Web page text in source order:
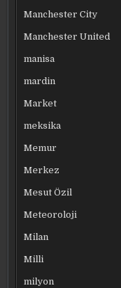
Manchester City
Manchester United
manisa
mardin
Market
meksika
Memur
Merkez
Mesut Özil
Meteoroloji
Milan
Milli
milyon